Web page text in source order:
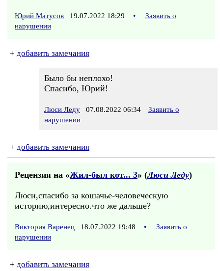
Юрий Матусов 19.07.2022 18:29 •
Заявить о
нарушении
+ добавить замечания
Было бы неплохо!
Спасибо, Юрий!
Люси Леду 07.08.2022 06:34
Заявить о
нарушении
+ добавить замечания
Рецензия на «Жил-был кот... 3» (Люси Леду)
Люси,спасибо за кошачье-человеческую
историю,интересно.что же дальше?
Виктория Варенец 18.07.2022 19:48 •
Заявить о
нарушении
+ добавить замечания